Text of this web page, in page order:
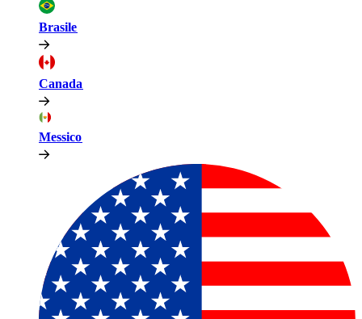
Brasile​​
Canada​​
Messico​​